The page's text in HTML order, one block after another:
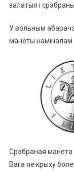
залатыя і
У вольным
манеты наміналам 1
Срэбраная манета
Вага яе крыху